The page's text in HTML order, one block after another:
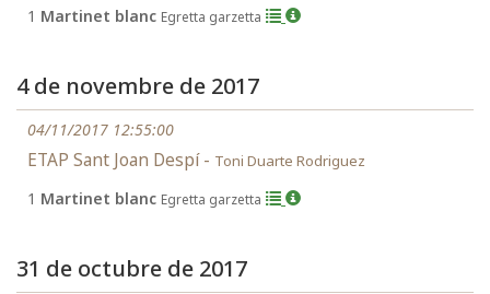
1 Martinet blanc Egretta garzetta
4 de novembre de 2017
04/11/2017 12:55:00
ETAP Sant Joan Despí - Toni Duarte Rodriguez
1 Martinet blanc Egretta garzetta
31 de octubre de 2017